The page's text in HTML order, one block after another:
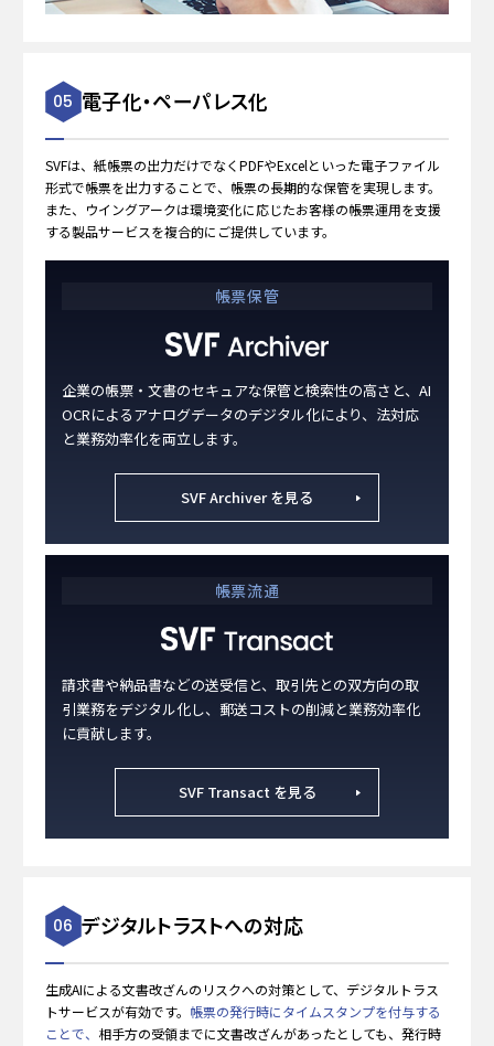
05 電子化・ペーパレス化
SVFは、紙帳票の出力だけでなくPDFやExcelといった電子ファイル
形式で帳票を出力することで、帳票の長期的な保管を実現します。
また、ウイングアークは環境変化に応じたお客様の帳票運用を支援
する製品サービスを複合的にご提供しています。
帳票保管
企業の帳票・文書のセキュアな保管と検索性の高さと、AI
OCRによるアナログデータのデジタル化により、法対応
と業務効率化を両立します。
SVF Archiver を見る
帳票流通
請求書や納品書などの送受信と、取引先との双方向の取
引業務をデジタル化し、郵送コストの削減と業務効率化
に貢献します。
SVF Transact を見る
06 デジタルトラストへの対応
生成AIによる文書改ざんのリスクへの対策として、デジタルトラス
トサービスが有効です。 帳票の発行時にタイム​スタンプを付与する
ことで、 相手方の受領までに文書改ざんがあったとしても、発行時